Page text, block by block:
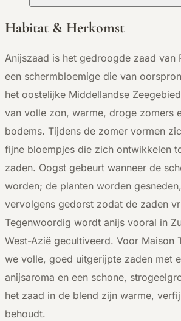
Habitat & Herkomst
Anijszaad is het gedroogde zaad van
een schermbloemige die van
het oostelijke Middellandse
van volle zon, warme, droge zomers
bodems. Tijdens de zomer vormen
fijne bloempjes die zich ontwikkelen
zaden. Oogst gebeurt wanneer de
worden; de planten worden
vervolgens gedorst zodat de zaden
Tegenwoordig wordt anijs vooral in
West-Azië gecultiveerd. Voor Maison
we volle, goed uitgerijpte zaden met
anijsaroma en een schone,
het zaad in de blend zijn warme,
behoudt.